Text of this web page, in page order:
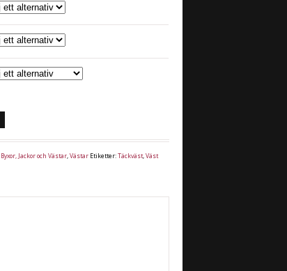
Byxor, Jackor och Västar,Västar Etiketter:Täckväst,Väst